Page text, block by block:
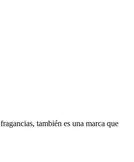
también es una marca que